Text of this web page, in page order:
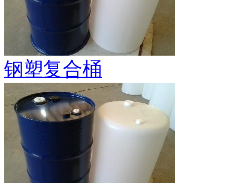
钢塑复合桶